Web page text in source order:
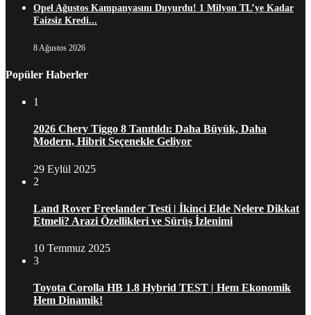
Opel Ağustos Kampanyasını Duyurdu! 1 Milyon TL’ye Kadar
Faizsiz Kredi...
8 Ağustos 2026
Popüler Haberler
1
2026 Chery Tiggo 8 Tanıtıldı: Daha Büyük, Daha
Modern, Hibrit Seçenekle Geliyor
29 Eylül 2025
2
Land Rover Freelander Testi | İkinci Elde Nelere Dikkat
Etmeli? Arazi Özellikleri ve Sürüş İzlenimi
10 Temmuz 2025
3
Toyota Corolla HB 1.8 Hybrid TEST | Hem Ekonomik
Hem Dinamik!